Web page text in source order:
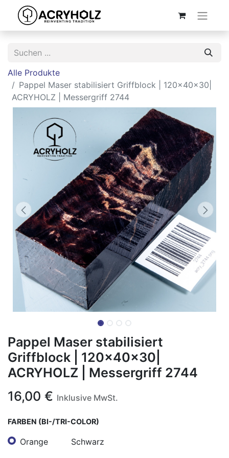
Alle Produkte
Pappel Maser stabilisiert Griffblock | 120x40x30|
ACRYHOLZ | Messergriff 2744
Pappel Maser stabilisiert
Griffblock | 120x40x30|
ACRYHOLZ | Messergriff 2744
16,00 € Inklusive MwSt.
FARBEN (BI-/TRI-COLOR)
Orange Schwarz